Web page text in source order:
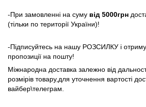
-При замовленні на суму від 5000грн
(тільки по території України)!
-Підписуйтесь на нашу РОЗСИЛКУ і
пропозиції на пошту!
Міжнародна доставка залежно від
розмірів товару,для уточнення вартості
вайбер\телеграм.